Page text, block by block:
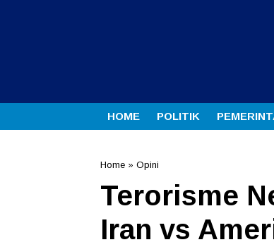
HOME POLITIK
Home » Opini
Terorisme
Iran vs